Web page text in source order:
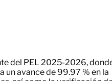
del PEL 2025-2026,
un avance de 99.97 % en la